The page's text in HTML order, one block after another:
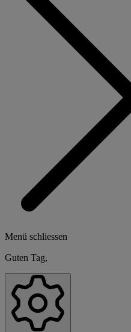
Menü schliessen
Guten Tag,